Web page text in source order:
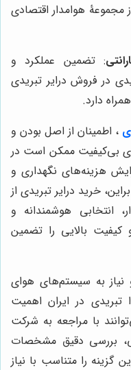
مجموعۀ هوامدار اقتصادی
: تضمین عملکرد و
در فروش درایر تبریدی
دارد.
، اطمینان از اصل بودن و
بی‌کیفیت ممکن است در
هزینه‌های نگهداری و
خرید درایر تبریدی از
انتخابی هوشمندانه و
بالایی را تضمین
نیاز به سیستم‌های هوای
در ایران اهمیت
با مراجعه به شرکت
بررسی دقیق مشخصات
را متناسب با نیاز